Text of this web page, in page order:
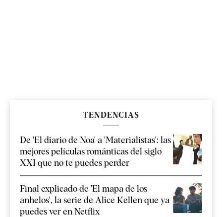
TENDENCIAS
De 'El diario de Noa' a 'Materialistas': las
mejores películas románticas del siglo
XXI que no te puedes perder
Final explicado de 'El mapa de los
anhelos', la serie de Alice Kellen que ya
puedes ver en Netflix